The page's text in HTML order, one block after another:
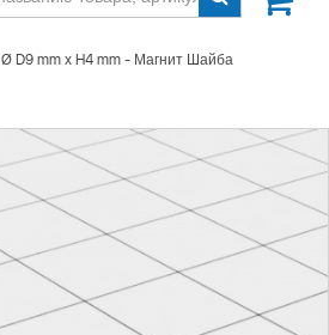
Ø D9 mm х H4 mm - Магнит Шайба